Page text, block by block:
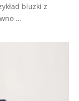
bluzki z
…